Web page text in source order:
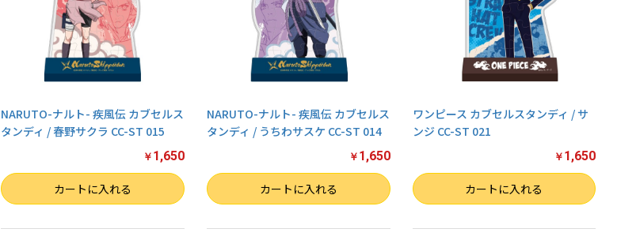
NARUTO-ナルト- 疾風伝 カブセルス
タンディ / 春野サクラ CC-ST 015
￥ 1,650
数量 カートに入れる
NARUTO-ナルト- 疾風伝 カブセルス
タンディ / うちわサスケ CC-ST 014
￥ 1,650
数量 カートに入れる
ワンピース カブセルスタンディ / サ
ンジ CC-ST 021
￥ 1,650
数量 カートに入れる